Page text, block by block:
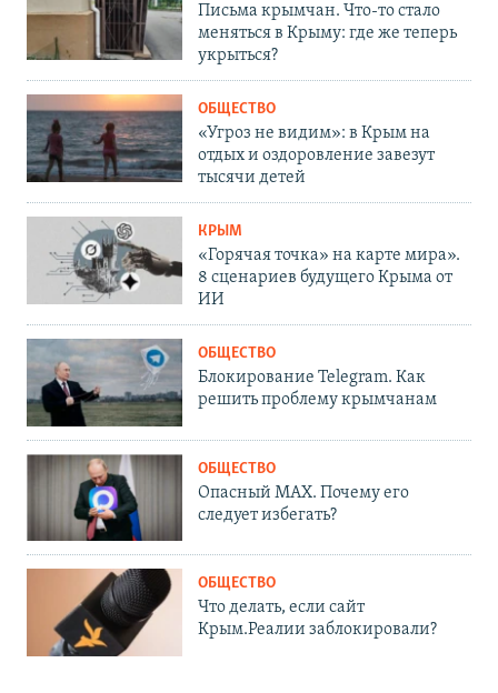
Письма крымчан. Что-то стало
меняться в Крыму: где же теперь
укрыться?
ОБЩЕСТВО
«Угроз не видим»: в Крым на
отдых и оздоровление завезут
тысячи детей
КРЫМ
«Горячая точка» на карте мира».
8 сценариев будущего Крыма от
ИИ
ОБЩЕСТВО
Блокирование Telegram. Как
решить проблему крымчанам
ОБЩЕСТВО
Опасный MAX. Почему его
следует избегать?
ОБЩЕСТВО
Что делать, если сайт
Крым.Реалии заблокировали?